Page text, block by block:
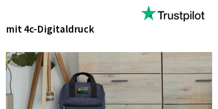
mit 4c-Digitaldruck